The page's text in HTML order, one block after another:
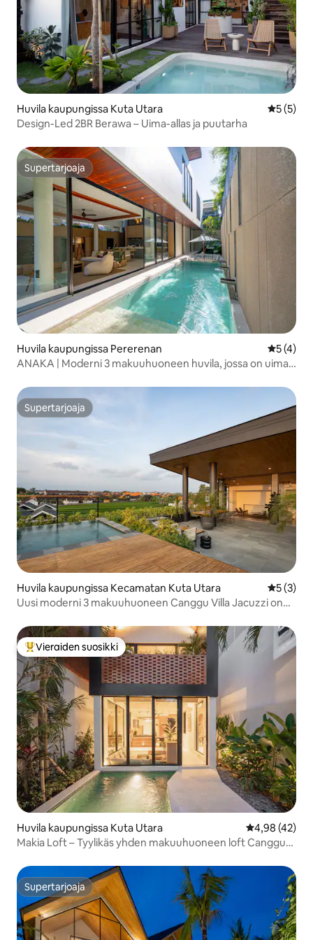
Huvila kaupungissa Kuta Utara
5 (5)
Design-Led 2BR Berawa – Uima-allas ja puutarha
Supertarjoaja
Supertarjoaja
Huvila kaupungissa Pererenan
5 (4)
ANAKA | Moderni 3 makuuhuoneen huvila, jossa on uima-
Supertarjoaja
Supertarjoaja
Huvila kaupungissa Kecamatan Kuta Utara
5 (3)
Uusi moderni 3 makuuhuoneen Canggu Villa Jacuzzi on
Vieraiden suosikkien parhaimmistoa
Vieraiden suosikki
Huvila kaupungissa Kuta Utara
4,98 (42)
Makia Loft – Tyylikäs yhden makuuhuoneen loft Canggun
Supertarjoaja
Supertarjoaja